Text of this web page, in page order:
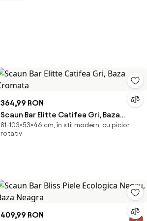
364,99 RON
Scaun Bar Elitte Catifea Gri, Baza
Cromata
81-103×53×46 cm, în stil modern, cu picior
rotativ
409,99 RON